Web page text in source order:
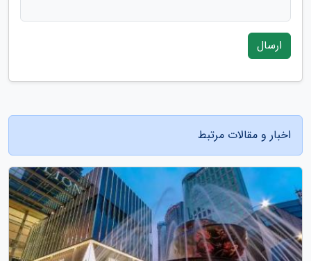
ارسال
اخبار و مقالات مرتبط